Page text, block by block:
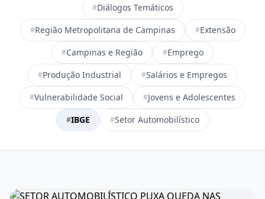
#Diálogos Temáticos
#Região Metropolitana de Campinas #Extensão
#Campinas e Região #Emprego
#Produção Industrial #Salários e Empregos
#Vulnerabilidade Social #Jovens e Adolescentes
#IBGE #Setor Automobilístico